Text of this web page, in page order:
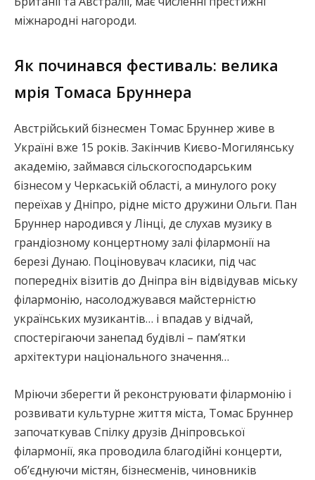
міжнародні нагороди.
Як починався фестиваль: велика
мрія Томаса Бруннера
Австрійський бізнесмен Томас Бруннер живе в
Україні вже 15 років. Закінчив Києво-Могилянську
академію, займався сільскогосподарським
бізнесом у Черкаській області, а минулого року
переїхав у Дніпро, рідне місто дружини Ольги. Пан
Бруннер народився у Лінці, де слухав музику в
грандіозному концертному залі філармонії на
березі Дунаю. Поціновувач класики, під час
попередніх візитів до Дніпра він відвідував міську
філармонію, насолоджувався майстерністю
українських музикантів… і впадав у відчай,
спостерігаючи занепад будівлі – пам’ятки
архітектури національного значення…
Мріючи зберегти й реконструювати філармонію і
розвивати культурне життя міста, Томас Бруннер
започаткував Спілку друзів Дніпровської
філармонії, яка проводила благодійні концерти,
об’єднуючи містян, бізнесменів, чиновників